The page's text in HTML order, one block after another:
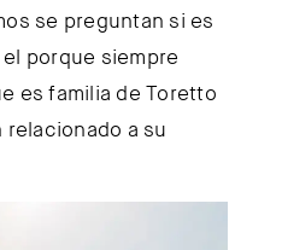
se preguntan si es
porque siempre
es familia de Toretto
a su